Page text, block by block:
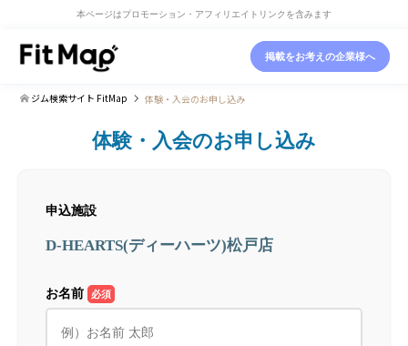
本ページはプロモーション・アフィリエイトリンクを含みます
掲載をお考えの企業様へ
ジム検索サイト FitMap 体験・入会のお申し込み
体験・入会のお申し込み
申込施設
D-HEARTS(ディーハーツ)松戸店
お名前 必須